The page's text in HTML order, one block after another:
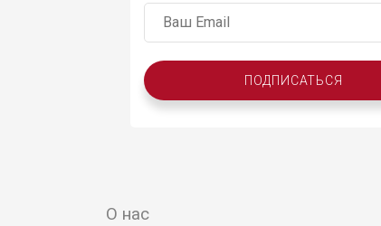
ПОДПИСАТЬСЯ
О нас